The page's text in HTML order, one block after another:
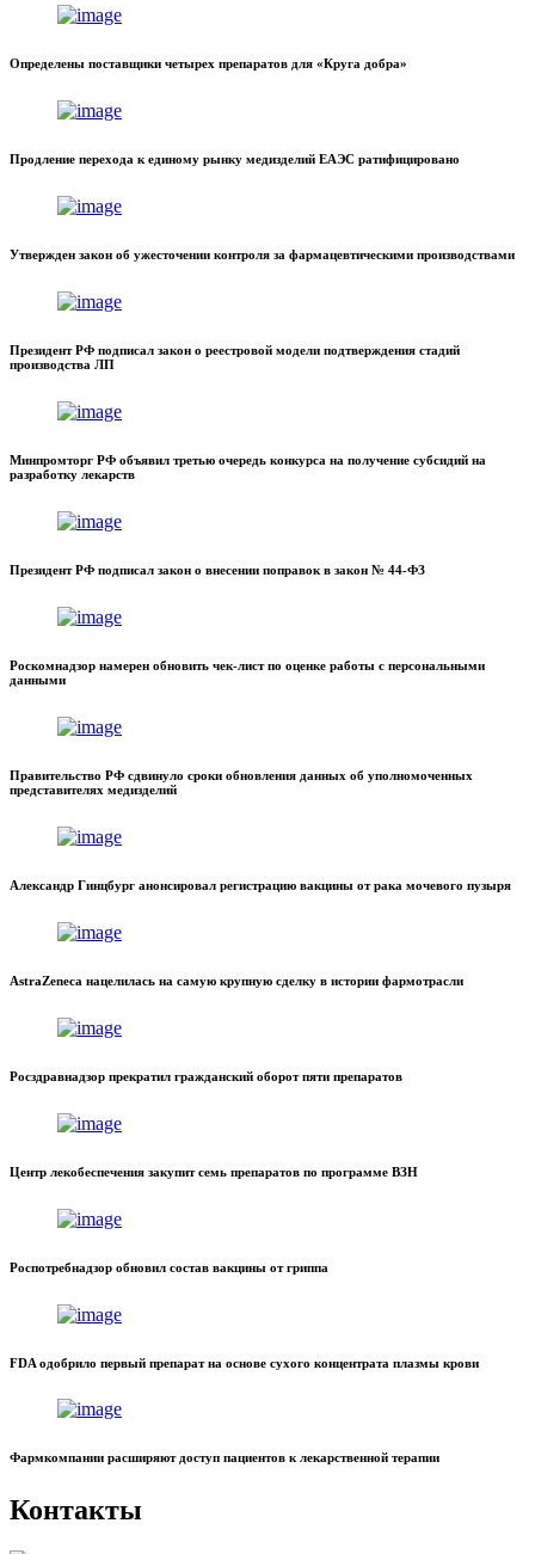
Определены поставщики четырех препаратов для «Круга добра»
Продление перехода к единому рынку медизделий ЕАЭС ратифицировано
Утвержден закон об ужесточении контроля за фармацевтическими производствами
Президент РФ подписал закон о реестровой модели подтверждения стадий
производства ЛП
Минпромторг РФ объявил третью очередь конкурса на получение субсидий на
разработку лекарств
Президент РФ подписал закон о внесении поправок в закон № 44-ФЗ
Роскомнадзор намерен обновить чек-лист по оценке работы с персональными
данными
Правительство РФ сдвинуло сроки обновления данных об уполномоченных
представителях медизделий
Александр Гинцбург анонсировал регистрацию вакцины от рака мочевого пузыря
AstraZeneca нацелилась на самую крупную сделку в истории фармотрасли
Росздравнадзор прекратил гражданский оборот пяти препаратов
Центр лекобеспечения закупит семь препаратов по программе ВЗН
Роспотребнадзор обновил состав вакцины от гриппа
FDA одобрило первый препарат на основе сухого концентрата плазмы крови
Фармкомпании расширяют доступ пациентов к лекарственной терапии
Контакты